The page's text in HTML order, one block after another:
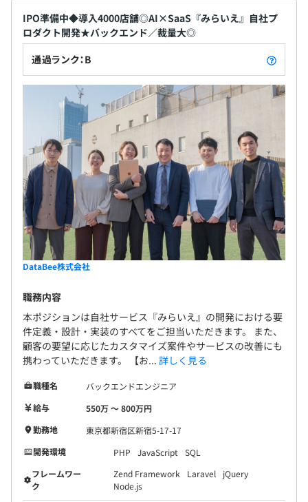
■比較的コミュニケーションをとる機会が多い環境です！
20代前半から50代の社員が在籍しており、平均年齢は33
歳。各チームのリーダーも20代メンバーなど若手が活躍
しています。開発マネージャーをはじめ、代表との距離も
近く円滑なコミュニケーションをとることができます。
Slackに記載した質問なども知っているメンバーがレスし
てくれるので、気軽に相談できる環境と人間関係がありま
す。
■個人の裁量や自由度が高く、全員が対等な立ち位置で意
見が言えるストレスフリーな環境です！
年齢関係なく、気軽に質問や相談ができる雰囲気がありま
す。20代から50代まで幅広い年代のメンバーが在籍して
おり、全員がお互いに尊重しあい、対等に接してくれます
ので、人間関係で悩むことはありません。
実際に社員発案でAI技術を活用した新機能を開発した実績
もあります。市場価値の高い人材になってほしいという育
成方針に沿い、社員には実力の120%の業務を依頼してい
理想をかなえられます。
【開発環境】
IPO準備中◆導入4000店舗◎AI×SaaS『みらいえ』自社プ
ロダクト開発★バックエンド／裁量大◎
通過ランク：B
DataBee株式会社
職務内容
本ポジションは自社サービス『みらいえ』の開発における要
件定義・設計・実装のすべてをご担当いただきます。 また、
顧客の要望に応じたカスタマイズ案件やサービスの改善にも
携わっていただきます。 【お... 詳しく見る
職種名
バックエンドエンジニア
給与
550万 〜 800万円
勤務地
東京都新宿区新宿5-17-17
開発環境
PHP JavaScript
SQL
フレームワー
ク
Zend Framework Laravel
jQuery
Node.js